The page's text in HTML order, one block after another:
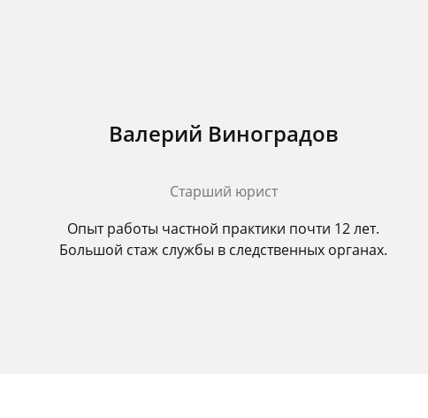
Валерий Виноградов
Старший юрист
Опыт работы частной практики почти 12 лет.
Большой стаж службы в следственных органах.